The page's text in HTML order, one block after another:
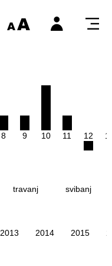
8 9 10 11 12
travanj svibanj
2013 2014 2015